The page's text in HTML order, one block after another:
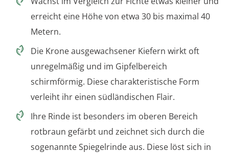
erreicht eine Höhe von etwa 30 bis maximal 40
Metern.
Die Krone ausgewachsener Kiefern wirkt oft
unregelmäßig und im Gipfelbereich
schirmförmig. Diese charakteristische Form
verleiht ihr einen südländischen Flair.
Ihre Rinde ist besonders im oberen Bereich
rotbraun gefärbt und zeichnet sich durch die
sogenannte Spiegelrinde aus. Diese löst sich in